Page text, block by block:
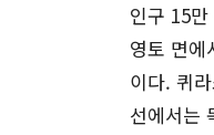
인구 15
영토 면에
이다. 퀴
선에서는